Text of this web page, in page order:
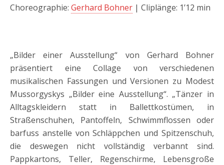
Choreographie: Gerhard Bohner | Cliplänge: 1’12 min
„Bilder einer Ausstellung“ von Gerhard Bohner
präsentiert eine Collage von verschiedenen
musikalischen Fassungen und Versionen zu Modest
Mussorgyskys „Bilder eine Ausstellung“. „Tänzer in
Alltagskleidern statt in Ballettkostümen, in
Straßenschuhen, Pantoffeln, Schwimmflossen oder
barfuss anstelle von Schläppchen und Spitzenschuh,
die deswegen nicht vollständig verbannt sind.
Pappkartons, Teller, Regenschirme, Lebensgroße